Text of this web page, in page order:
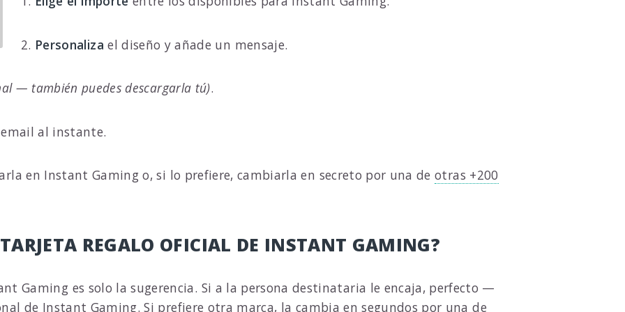
2. Personaliza el diseño y añade un mensaje.
— también puedes descargarla tú).
al instante.
en Instant Gaming o, si lo prefiere, cambiarla en secreto por una deotras +200
REGALO OFICIAL DE INSTANT GAMING?
Gaming es solo la sugerencia. Si a la persona destinataria le encaja, perfecto —
de Instant Gaming. Si prefiere otra marca, la cambia en segundos por una de